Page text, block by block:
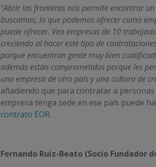
“Abrir las fronteras nos permite encontrar
buscamos, lo que podemos ofrecer como
puede ofrecer. Veo empresas de 10
creciendo al hacer este tipo de
porque encuentran gente muy bien
además están comprometidos porque les
una empresa de otro país y una cultura de
añadiendo que para contratar a
empresa tenga sede en ese país puede
contrato EOR.
Fernando Ruiz-Beato (Socio Fundador